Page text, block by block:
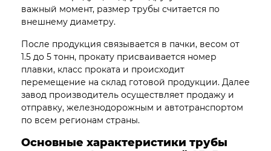
важный момент, размер трубы считается по
внешнему диаметру.
После продукция связывается в пачки, весом от
1.5 до 5 тонн, прокату присваивается номер
плавки, класс проката и происходит
перемещение на склад готовой продукции. Далее
завод производитель осуществляет продажу и
отправку, железнодорожным и автотранспортом
по всем регионам страны.
Основные характеристики трубы